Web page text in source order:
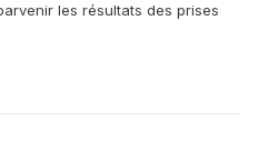
les résultats des prises